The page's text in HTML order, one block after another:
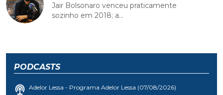
Jair Bolsonaro venceu praticamente
sozinho em 2018; a...
PODCASTS
Adelor Lessa - Programa Adelor Lessa (07/08/2026)